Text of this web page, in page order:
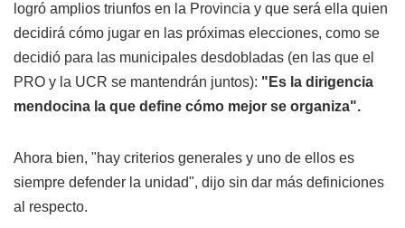
logró amplios triunfos en la Provincia y que será ella quien
decidirá cómo jugar en las próximas elecciones, como se
decidió para las municipales desdobladas (en las que el
PRO y la UCR se mantendrán juntos): "Es la dirigencia
mendocina la que define cómo mejor se organiza".
Ahora bien, "hay criterios generales y uno de ellos es
siempre defender la unidad", dijo sin dar más definiciones
al respecto.